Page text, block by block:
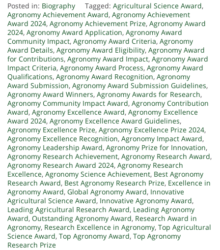
Posted in: Biography Tagged: Agricultural Science Award,
Agronomy Achievement Award, Agronomy Achievement
Award 2024, Agronomy Achievement Prize, Agronomy Award
2024, Agronomy Award Application, Agronomy Award
Community Impact, Agronomy Award Criteria, Agronomy
Award Details, Agronomy Award Eligibility, Agronomy Award
for Contributions, Agronomy Award Impact, Agronomy Award
Impact Criteria, Agronomy Award Process, Agronomy Award
Qualifications, Agronomy Award Recognition, Agronomy
Award Submission, Agronomy Award Submission Guidelines,
Agronomy Award Winners, Agronomy Awards for Research,
Agronomy Community Impact Award, Agronomy Contribution
Award, Agronomy Excellence Award, Agronomy Excellence
Award 2024, Agronomy Excellence Award Guidelines,
Agronomy Excellence Prize, Agronomy Excellence Prize 2024,
Agronomy Excellence Recognition, Agronomy Impact Award,
Agronomy Leadership Award, Agronomy Prize for Innovation,
Agronomy Research Achievement, Agronomy Research Award,
Agronomy Research Award 2024, Agronomy Research
Excellence, Agronomy Science Achievement, Best Agronomy
Research Award, Best Agronomy Research Prize, Excellence in
Agronomy Award, Global Agronomy Award, Innovative
Agricultural Science Award, Innovative Agronomy Award,
Leading Agricultural Research Award, Leading Agronomy
Award, Outstanding Agronomy Award, Research Award in
Agronomy, Research Excellence in Agronomy, Top Agricultural
Science Award, Top Agronomy Award, Top Agronomy
Research Prize